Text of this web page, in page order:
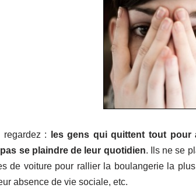
regardez :
les gens qui quittent tout pour
se plaindre de leur quotidien. Ils ne se
de voiture pour rallier la boulangerie la
absence de vie sociale, etc.